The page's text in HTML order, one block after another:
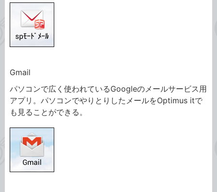
Gmail
パソコンで広く使われているGoogleのメールサービス用
アプリ。パソコンでやりとりしたメールをOptimus itで
も見ることができる。